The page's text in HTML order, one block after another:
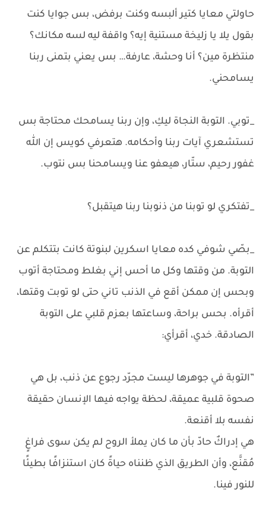
حاولتي معايا كتير ألبسه وكنت برفض، بس جوايا كنت
بقول يلا يا زليخة مستنية إيه؟ واقفة ليه لسه مكانك؟
منتظرة مين؟ أنا وحشة، عارفة… بس يعني بتمنى ربنا
يسامحني.
_توبي. التوبة النجاة ليكِ، وإن ربنا يسامحك محتاجة بس
تستشعري آيات ربنا وأحكامه. هتعرفي كويس إن الله
غفور رحيم، ستّار، هيعفو عنا ويسامحنا بس نتوب.
_تفتكري لو توبنا من ذنوبنا ربنا هيتقبل؟
_بصّي شوفي كده معايا اسكرين لبنوتة كانت بتتكلم عن
التوبة. من وقتها وكل ما أحس إني بغلط ومحتاجة أتوب
وبحس إن ممكن أقع في الذنب تاني حتى لو توبت وقتها،
أقرأه. بحس براحة، وساعتها بعزم قلبي على التوبة
الصادقة. خدي، أقرأي:
”التوبة في جوهرها ليست مجرّد رجوع عن ذنب، بل هي
صحوة قلبية عميقة، لحظة يواجه فيها الإنسان حقيقة
نفسه بلا أقنعة.
هي إدراكٌ حادّ بأن ما كان يملأ الروح لم يكن سوى فراغٍ
مُقنَّع، وأن الطريق الذي ظنناه حياةً كان استنزافًا بطيئًا
للنور فينا.